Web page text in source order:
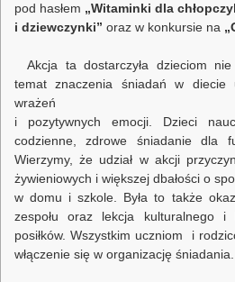
pod hasłem „Witaminki dla
i dziewczynki” oraz w konkursie na
Akcja ta dostarczyła dzieciom
temat znaczenia śniadań w diecie
wrażeń
i pozytywnych emocji. Dzieci
codzienne, zdrowe śniadanie dla
Wierzymy, że udział w akcji
żywieniowych i większej dbałości o
w domu i szkole. Była to także
zespołu oraz lekcja kulturalnego i
posiłków. Wszystkim uczniom i
włączenie się w organizację śniadania.